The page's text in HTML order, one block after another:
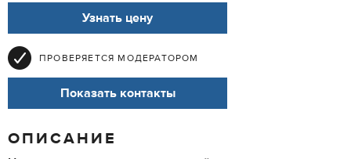
Узнать цену
ПРОВЕРЯЕТСЯ МОДЕРАТОРОМ
Показать контакты
ОПИСАНИЕ